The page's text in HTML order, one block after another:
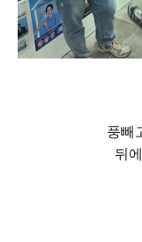
풍빼
뒤